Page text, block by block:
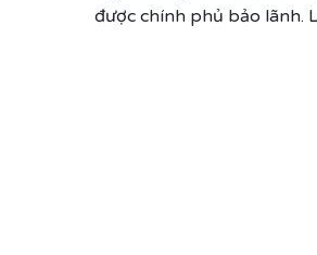
được chính phủ bảo lãnh.